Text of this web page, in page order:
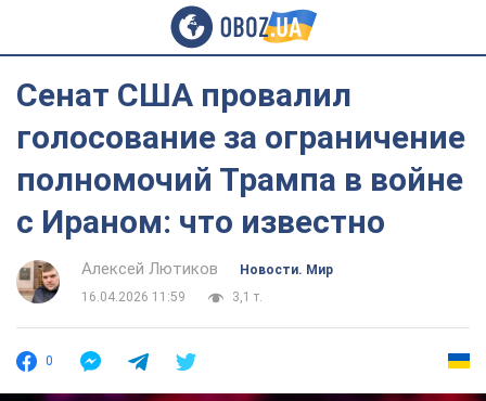
Сенат США провалил
голосование за ограничение
полномочий Трампа в войне
с Ираном: что известно
Алексей Лютиков
Новости. Мир
16.04.2026 11:59
3,1 т.
0